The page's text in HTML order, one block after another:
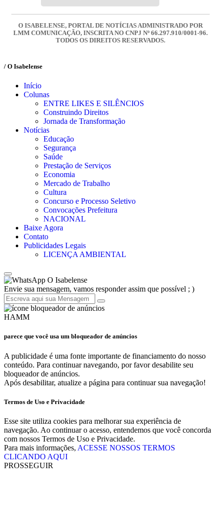
O ISABELENSE, PORTAL DE NOTÍCIAS ADMINISTRADO POR
LMM COMUNICAÇÃO, INSCRITA NO CNPJ Nº 66.297.910/0001-96.
TODOS OS DIREITOS RESERVADOS.
/ O Isabelense
Início
Colunas
ENTRE LIKES E SILÊNCIOS
Construindo Direitos
Jornada de Transformação
Notícias
Educação
Segurança
Saúde
Prestação de Serviços
Economia
Mercado de Trabalho
Cultura
Concurso e Processo Seletivo
Convocações Prefeitura
NACIONAL
Baixe Agora
Contato
Publicidades Legais
LICENÇA AMBIENTAL
O Isabelense
Envie sua mensagem, vamos responder assim que possível ; )
HAMM
parece que você usa um bloqueador de anúncios
A publicidade é uma fonte importante de financiamento do nosso
conteúdo. Para continuar navegando, por favor desabilite seu
bloqueador de anúncios.
Após desabilitar, atualize a página para continuar sua navegação!
Termos de Uso e Privacidade
Esse site utiliza cookies para melhorar sua experiência de
navegação. Ao continuar o acesso, entendemos que você concorda
com nossos Termos de Uso e Privacidade.
Para mais informações, ACESSE NOSSOS TERMOS
CLICANDO AQUI
PROSSEGUIR